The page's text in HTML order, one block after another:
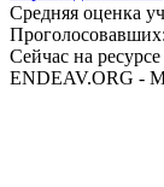
Средняя оценка
Сейчас на ресурсе
ENDEAV.ORG -